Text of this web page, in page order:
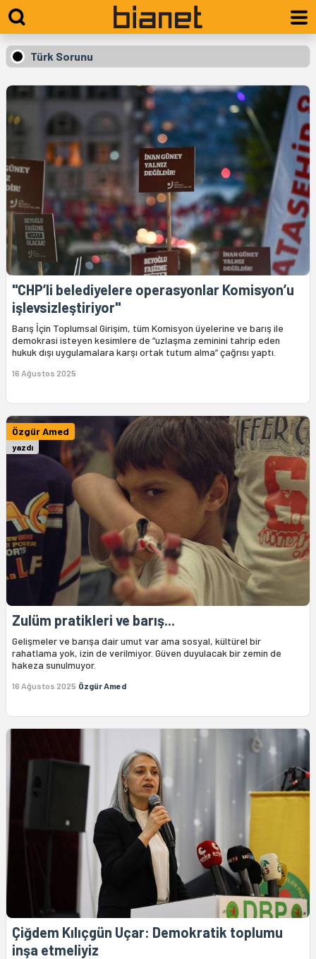
Türk Sorunu
"CHP’li belediyelere operasyonlar Komisyon’u
işlevsizleştiriyor"
Barış İçin Toplumsal Girişim, tüm Komisyon üyelerine ve barış ile
demokrasi isteyen kesimlere de “uzlaşma zeminini tahrip eden
hukuk dışı uygulamalara karşı ortak tutum alma” çağrısı yaptı.
16 Ağustos 2025
Özgür Amed
yazdı
Zulüm pratikleri ve barış...
Gelişmeler ve barışa dair umut var ama sosyal, kültürel bir
rahatlama yok, izin de verilmiyor. Güven duyulacak bir zemin de
hakeza sunulmuyor.
16 Ağustos 2025 Özgür Amed
Çiğdem Kılıçgün Uçar: Demokratik toplumu
inşa etmeliyiz